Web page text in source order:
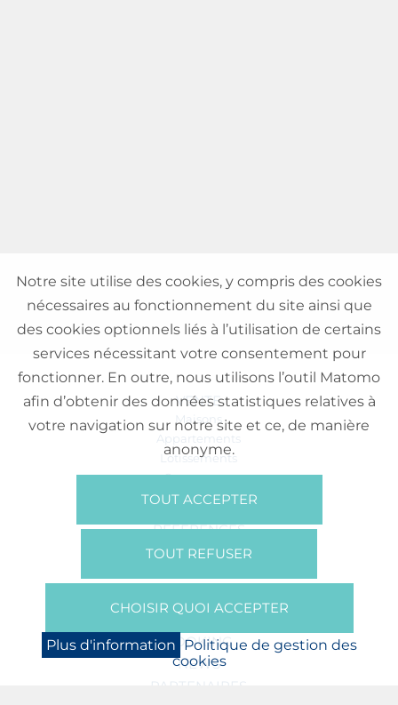
VENTE
Maisons
Appartements
Lotissements
Commerces
Bureaux
RÉFÉRENCES
SUR NOUS
Presse
BOOKING
NEWS
PARTENAIRES
Notre site utilise des cookies, y compris des cookies
nécessaires au fonctionnement du site ainsi que
des cookies optionnels liés à l’utilisation de certains
services nécessitant votre consentement pour
fonctionner. En outre, nous utilisons l’outil Matomo
afin d’obtenir des données statistiques relatives à
votre navigation sur notre site et ce, de manière
anonyme.
TOUT ACCEPTER
TOUT REFUSER
CHOISIR QUOI ACCEPTER
Plus d'information Politique de gestion des
cookies